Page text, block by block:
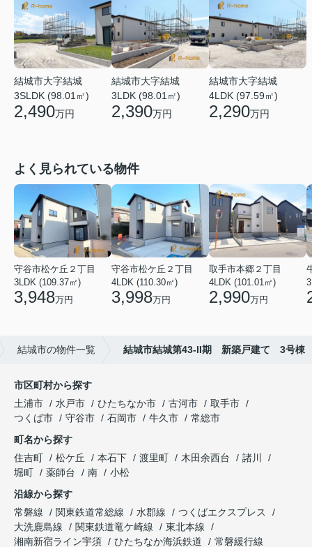
結城市大字結城
3SLDK (98.01㎡)
2,490万円
結城市大字結城
3LDK (98.01㎡)
2,390万円
結城市大字結城
4LDK (97.59㎡)
2,290万円
よく見られている物件
守谷市松ケ丘２丁目
3LDK (109.37㎡)
3,948万円
守谷市松ケ丘２丁目
4LDK (110.30㎡)
3,998万円
取手市本郷２丁目
4LDK (101.01㎡)
2,990万円
結城市の物件一覧 結城市結城第43-II期 新築戸建て 3号棟
市区町村から探す
土浦市
水戸市 ひたちなか市 古河市
取手市
つくば市
守谷市 石岡市 牛久市
常総市
町名から探す
住吉町
松ケ丘 本石下 渡里町 木田余西台
諸川
堀町
薬師台 南
小松
沿線から探す
常磐線
関東鉄道常総線 水郡線
つくばエクスプレス
大洗鹿島線
関東鉄道竜ケ崎線
東北本線
湘南新宿ライン宇須
ひたちなか海浜鉄道
常磐緩行線